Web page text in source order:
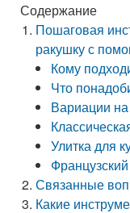
Содержание
Пошаговая
ракушку с
Кому
Что
Вариации
Улитка для
Связанные
Какие